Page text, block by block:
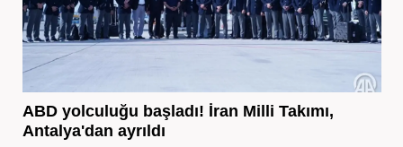
ABD yolculuğu başladı! İran Milli Takımı,
Antalya'dan ayrıldı